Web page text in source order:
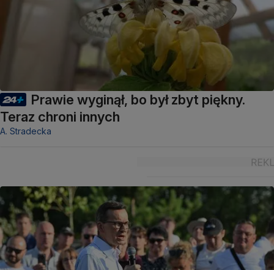
Prawie wyginął, bo był zbyt piękny.
Teraz chroni innych
A. Stradecka